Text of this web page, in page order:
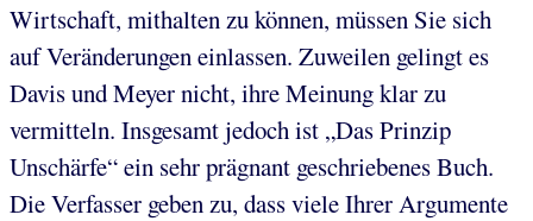
Wirtschaft, mithalten zu können, müssen Sie sich
auf Veränderungen einlassen. Zuweilen gelingt es
Davis und Meyer nicht, ihre Meinung klar zu
vermitteln. Insgesamt jedoch ist „Das Prinzip
Unschärfe“ ein sehr prägnant geschriebenes Buch.
Die Verfasser geben zu, dass viele Ihrer Argumente